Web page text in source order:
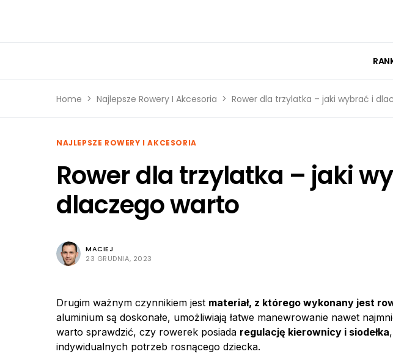
Home Najlepsze Rowery I Akcesoria Rower dla trzylatka – jaki wybrać i
NAJLEPSZE ROWERY I AKCESORIA
Rower dla trzylatka – jaki
dlaczego warto
MACIEJ
23 GRUDNIA, 2023
Drugim ważnym czynnikiem jest materiał, z którego wykonany jest
aluminium są doskonałe, umożliwiają łatwe manewrowanie nawet
warto sprawdzić, czy rowerek posiada regulację kierownicy i siodełka
indywidualnych potrzeb rosnącego dziecka.